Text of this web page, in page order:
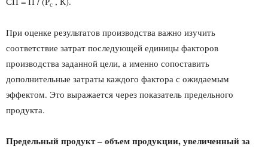
с
При оценке результатов производства важно изучить
соответствие затрат последующей единицы факторов
производства заданной цели, а именно сопоставить
дополнительные затраты каждого фактора с ожидаемым
эффектом. Это выражается через показатель предельного
продукта.
Предельный продукт – объем продукции, увеличенный за